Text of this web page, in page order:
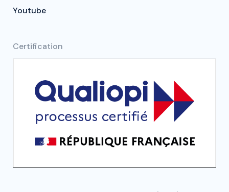
Youtube
Certification